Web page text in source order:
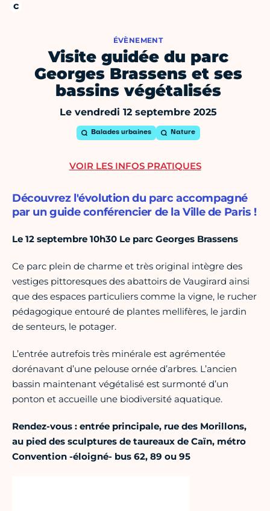
ÉVÈNEMENT
Visite guidée du parc
Georges Brassens et ses
bassins végétalisés
Le vendredi 12 septembre 2025
Balades urbaines Nature
Découvrez l'évolution du parc accompagné
par un guide conférencier de la Ville de Paris !
Le 12 septembre 10h30 Le parc Georges Brassens
Ce parc plein de charme et très original intègre des
vestiges pittoresques des abattoirs de Vaugirard ainsi
que des espaces particuliers comme la vigne, le rucher
pédagogique entouré de plantes mellifères, le jardin
de senteurs, le potager.
L’entrée autrefois très minérale est agrémentée
dorénavant d’une pelouse ornée d’arbres. L’ancien
bassin maintenant végétalisé est surmonté d’un
ponton et accueille une biodiversité aquatique.
Rendez-vous : entrée principale, rue des Morillons,
au pied des sculptures de taureaux de Caïn, métro
Convention -éloigné- bus 62, 89 ou 95
VOIR LES INFOS PRATIQUES